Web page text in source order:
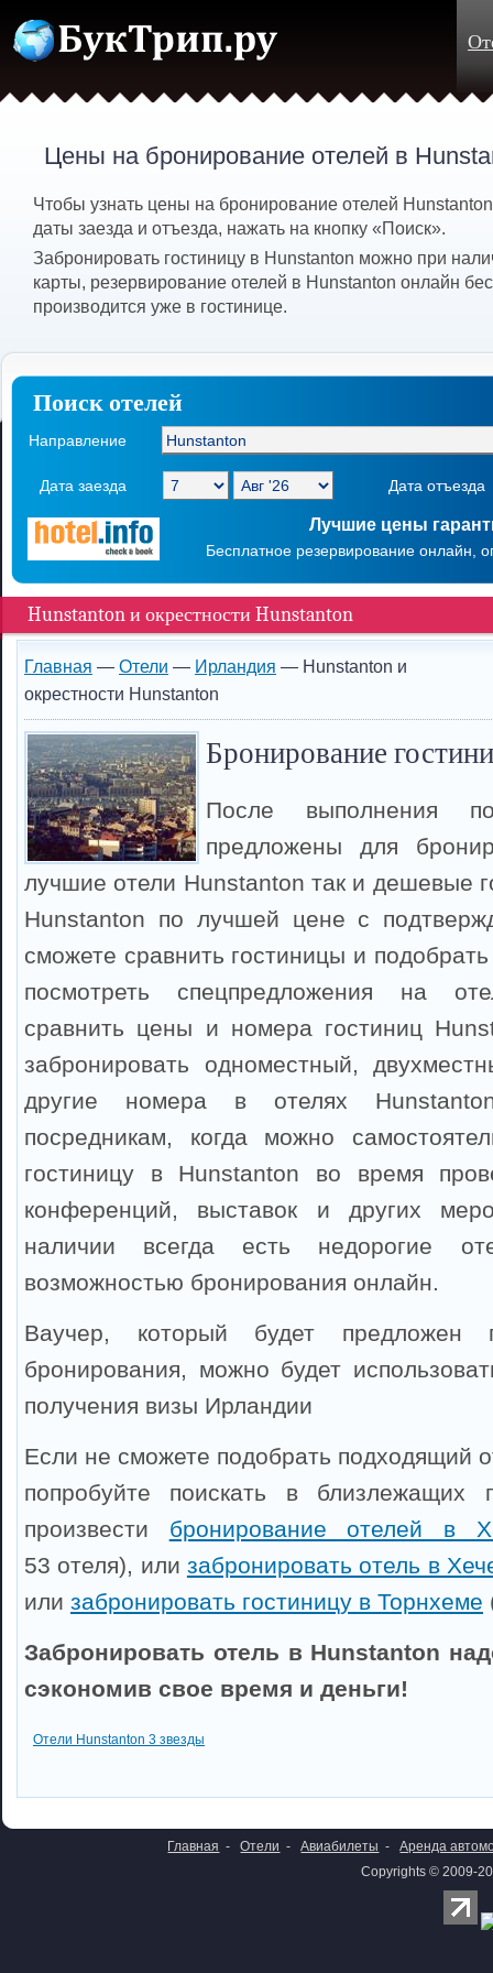
Цены на бронирование отелей в
Чтобы узнать цены на бронирование отелей
даты заезда и отъезда, нажать на кнопку «Поиск».
Забронировать гостиницу в Hunstanton можно при
карты, резервирование отелей в Hunstanton онлайн
производится уже в гостинице.
Поиск отелей
Направление
Дата заезда Дата отъезда
Лучшие цены
Бесплатное резервирование онлайн,
Hunstanton и окрестности Hunstanton
Главная — Отели — Ирландия — Hunstanton и
окрестности Hunstanton
Бронирование
После выполнения
предложены для
лучшие отели Hunstanton так и дешевые
Hunstanton по лучшей цене с
сможете сравнить гостиницы и
посмотреть спецпредложения на
сравнить цены и номера гостиниц
забронировать одноместный,
другие номера в отелях
посредникам, когда можно
гостиницу в Hunstanton во время
конференций, выставок и других
наличии всегда есть недорогие
возможностью бронирования онлайн.
Ваучер, который будет предложен
бронирования, можно будет
получения визы Ирландии
Если не сможете подобрать подходящий
попробуйте поискать в близлежащих
произвести бронирование отелей в
53 отеля), или забронировать отель в
или забронировать гостиницу в Торнхеме
Забронировать отель в Hunstanton
сэкономив свое время и деньги!
Отели Hunstanton 3 звезды
Главная - Отели - Авиабилеты -
Аренда
Copyrights © 2009-